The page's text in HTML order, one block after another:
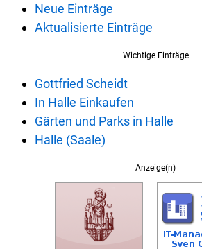
Neue Einträge
Aktualisierte Einträge
Wichtige Einträge
Gottfried Scheidt
In Halle Einkaufen
Gärten und Parks in Halle
Halle (Saale)
Anzeige(n)